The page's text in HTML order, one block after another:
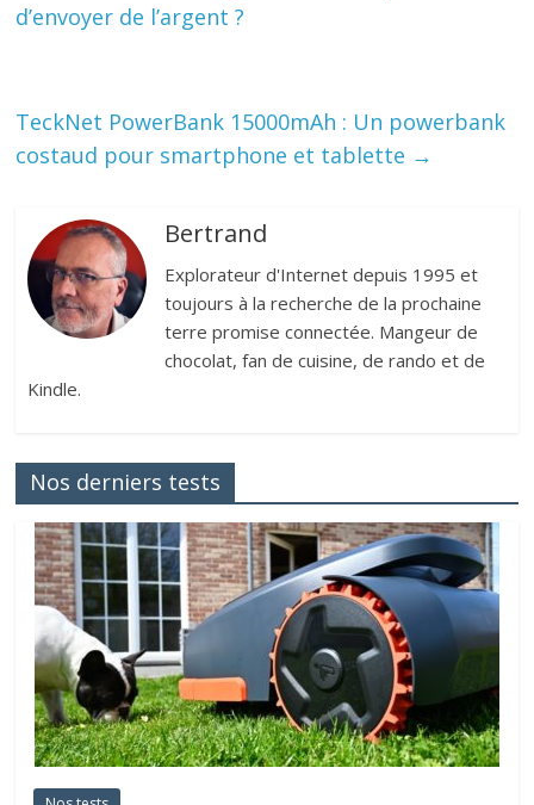
d’envoyer de l’argent ?
TeckNet PowerBank 15000mAh : Un powerbank
costaud pour smartphone et tablette →
Bertrand
Explorateur d'Internet depuis 1995 et
toujours à la recherche de la prochaine
terre promise connectée. Mangeur de
chocolat, fan de cuisine, de rando et de
Kindle.
Nos derniers tests